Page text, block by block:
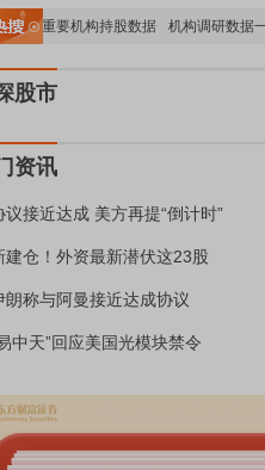
重要机构持股数据 机构调研数据一览
股市
资讯
议接近达成 美方再提“倒计时”
建仓！外资最新潜伏这23股
朗称与阿曼接近达成协议
中天”回应美国光模块禁令